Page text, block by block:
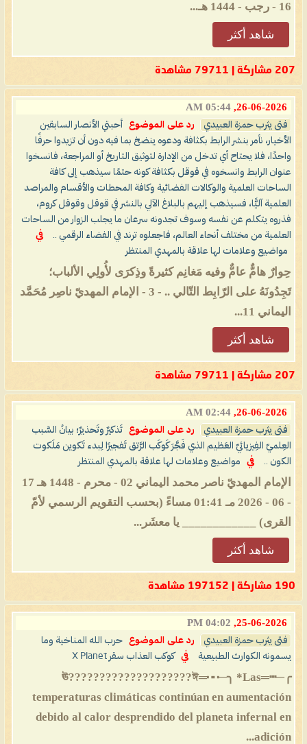
شاهد أكثر
207 مشاركة | 79711 مشاهدة
26-06-2026,
05:44 AM
فتى يثرب حمزة العبيدي رد على الموضوع
أحبتي الأنصار السابقين
الأخيار، نأمر بنشر الرابط بكثافة ودعوه ينضخ بما فيه دون أن تزيدوا حرفًا
واحدًا، فلا يحتاح أي تدخل من الإدارة لتوثيق التاريخ أو المراجعة، فانسخوا
عنوان الرابط وانسخوه في قوقل بكثافة كونه حتمًا سيذهب إلى كافة
الساحات العلمية والوكالات الفضائية وكافة المحطات والأقسام والمراصد
العلمية آليًّا، فسيذهب إليهم بالبلاغ الآلي بالنشر في قوقل وقوقل كروم،
فذروه يتكلم عن نفسه وسوف تجدونه سرعان ما يجلب الزوار من الساحات
العلمية من مختلف أنحاء العالم، فاجعلوه ترند في الفضاء الرقمي ..
في
مواضيع وعلامات لها علاقة بالمهدي المنتظر
حِوارٌ هامٌّ عامٌّ وفيه مَغانِم كثيرةً وذِكرَى لأُولِي الألباب؛
تَجِدُونَهُ على الرّابِط التّالي .. - 3 - الإمام المهديّ ناصِر مُحَمَّد
اليماني 11...
شاهد أكثر
207 مشاركة | 79711 مشاهدة
26-06-2026,
02:44 AM
فتى يثرب حمزة العبيدي رد على الموضوع
تَذكيرٌ وتَحذيرٌ؛ بيانُ السَّبب
العِلميّ الفِيزيائيّ العَظيم الذي فَجَّرَ كَوكَب الرَّتق تَفجيرًا لِبدء تَكوين مَلَكوت
الكون ..
في مواضيع وعلامات لها علاقة بالمهدي المنتظر
الإمام المهديّ ناصر محمد اليماني 02 - محرم - 1448 هـ 17
- 06 - 2026 مـ 01:41 مساءً (بحسب التقويم الرسمي لأمّ
القرى) ____________ يا معشَر...
شاهد أكثر
190 مشاركة | 197152 مشاهدة
25-06-2026,
04:02 PM
فتى يثرب حمزة العبيدي رد على الموضوع
حرب الله المناخية وما
يسمونه الكوارث الطبيعية
في كوكب العذاب سقر X Planet
╭─┅═ঊ????️????????????????️ঈ═┅─╮ *Las
temperaturas climáticas continúan en aumentación
debido al calor desprendido del planeta infernal en
adición...